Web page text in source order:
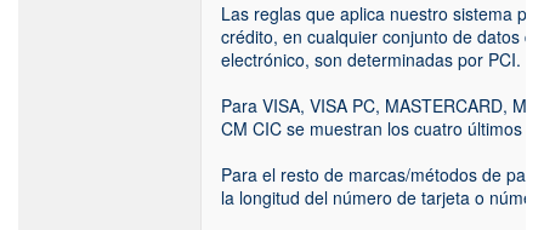
Las reglas que aplica nuestro sistema
crédito, en cualquier conjunto de datos
electrónico, son determinadas por PCI.
Para VISA, VISA PC, MASTERCARD,
CM CIC se muestran los cuatro últimos
Para el resto de marcas/métodos de
la longitud del número de tarjeta o